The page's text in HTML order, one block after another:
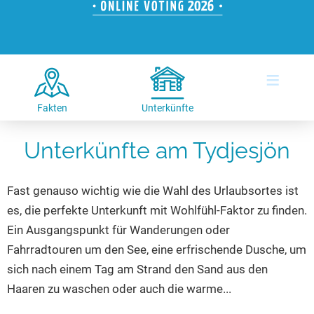
Radtouren am See
Kitesurfen
Kanu- & Kajaktouren
Badeseen in Deutschland
Wellness am See
Romantik Hotels
Urlaub an der Küste
Unterkünfte
Hotels am See
Ferienwohnungen
Camping
Kanu- & Kajak-Urlaub
Wanderurlaub
Bikeurlaub
Auszeit & Wellness
Camping am See
Top-Hotels
Top-Hotel Empfehlungen
Familienhotels
Wellness-Hotels
Biohotels
Ausgefallenes
Häuser auf dem Wasser
Hundefreundliche Unterkünfte
Seen in Deutschland
Seen in Europa
Strandbad-Verzeichnis
Überwachte Badestellen
Unsere See-Highlights
Deutschlands schönste Seen
Top Seen nach Bundesländern
Top Seen nach Regionen
Deutschlands Lieblingsseen
Fakten Unterkünfte
≡
Unterkünfte am Tydjesjön
Fast genauso wichtig wie die Wahl des Urlaubsortes ist
es, die perfekte Unterkunft mit Wohlfühl-Faktor zu finden.
Ein Ausgangspunkt für Wanderungen oder
Fahrradtouren um den See, eine erfrischende Dusche, um
sich nach einem Tag am Strand den Sand aus den
Haaren zu waschen oder auch die warme...